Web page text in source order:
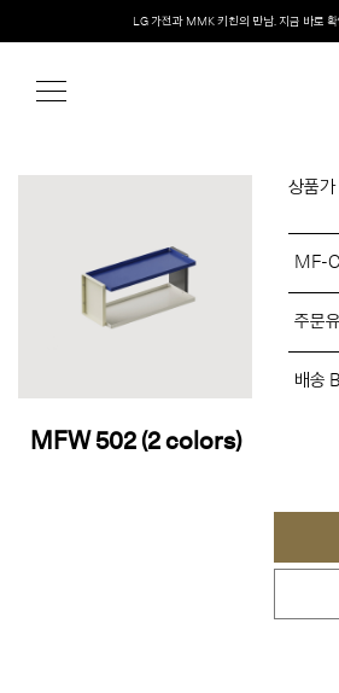
LG 가전과 MMK 키친의 만남. 지금 바로 확
MFW 502 (2 colors)
상품가
MF-
주문
배송 B